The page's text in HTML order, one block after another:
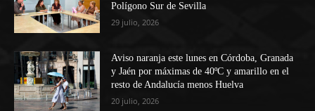
Polígono Sur de Sevilla
29 julio, 2026
Aviso naranja este lunes en Córdoba, Granada
y Jaén por máximas de 40ºC y amarillo en el
resto de Andalucía menos Huelva
20 julio, 2026